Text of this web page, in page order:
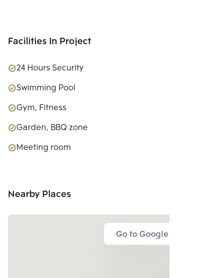
Facilities In Project
24 Hours Security
Swimming Pool
Gym, Fitness
Garden, BBQ zone
Meeting room
Nearby Places
Go to Google Map